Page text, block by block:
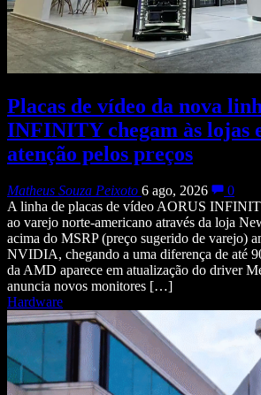
Placas de vídeo da nova
INFINITY chegam às lojas
atenção pelos preços
Matheus Souza Peixoto 6 ago, 2026
0
A linha de placas de vídeo AORUS
ao varejo norte-americano através da loja
acima do MSRP (preço sugerido de varejo)
NVIDIA, chegando a uma diferença de até
da AMD aparece em atualização do driver
anuncia novos monitores […]
Hardware